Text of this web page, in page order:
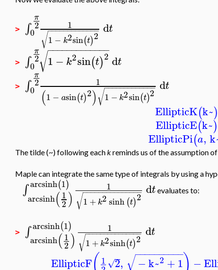
> ∫
π
2
0
1
1 − k2sin(t)2
− −
−−−−−−−−−−−
√
dt
> ∫
π
2
0 1 − k2sin(t)2
− −
−−−−−−−−−−−
√ dt
> ∫
π
2
0
1
(1 − asin(t)2) 1 − k2sin(t)2
− −
−−−−−−−−−−−
√
dt
EllipticK(k~)
EllipticE(k~)
EllipticPi(a,
The tilde (~) following eachkreminds us of the assumption
Maple can integrate the same type of integrals by using a
∫ arcsinh(1)
arcsinh(1
2)
1
1 + k2 sinh(t)2
− −
−−−−−−−−−−−−−
√
dtevaluates to:
> ∫ arcsinh(1)
arcsinh(1
2)
1
1 + k2sinh(t)2
− −
−−−−−−−−−−−−−
√
dt
EllipticF 1 2
√ , −k~2 +1
− −
−−−−−−−−
√ −